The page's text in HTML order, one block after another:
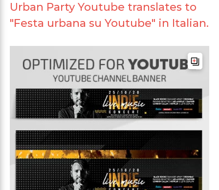
Urban Party Youtube translates to
"Festa urbana su Youtube" in Italian.